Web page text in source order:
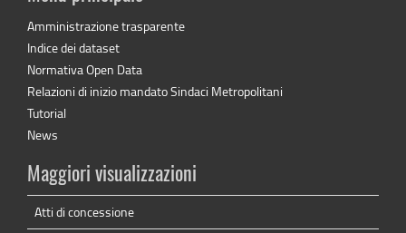
Amministrazione trasparente
Indice dei dataset
Normativa Open Data
Relazioni di inizio mandato Sindaci Metropolitani
Tutorial
News
Maggiori visualizzazioni
Atti di concessione